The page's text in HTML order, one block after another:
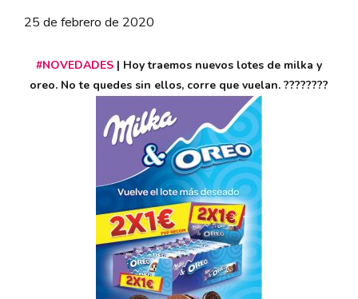
25 de febrero de 2020
#NOVEDADES | Hoy traemos nuevos lotes de milka y
oreo. No te quedes sin ellos, corre que vuelan. ????????